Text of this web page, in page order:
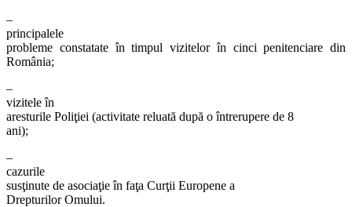
–
principalele
probleme constatate în timpul vizitelor în cinci penitenciare din
România;
–
vizitele în
aresturile Poliţiei (activitate reluată după o întrerupere de 8
ani);
–
cazurile
susţinute de asociaţie în faţa Curţii Europene a
Drepturilor Omului.